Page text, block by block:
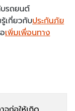
บรถยนต์
เกี่ยวกับ​ประกันภัย
เพิ่มเพื่อนทาง